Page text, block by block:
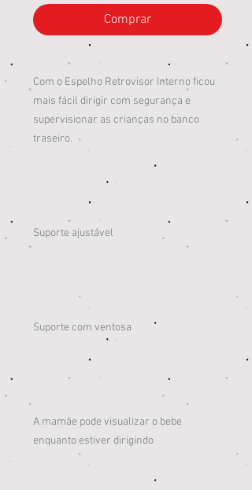
Comprar
Com o Espelho Retrovisor Interno ficou
mais fácil dirigir com segurança e
supervisionar as crianças no banco
traseiro.
Suporte ajustável
Suporte com ventosa
A mamãe pode visualizar o bebe
enquanto estiver dirigindo